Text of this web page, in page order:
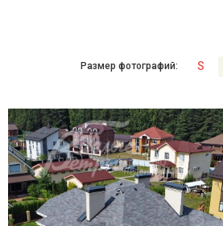
Размер фотографий: S